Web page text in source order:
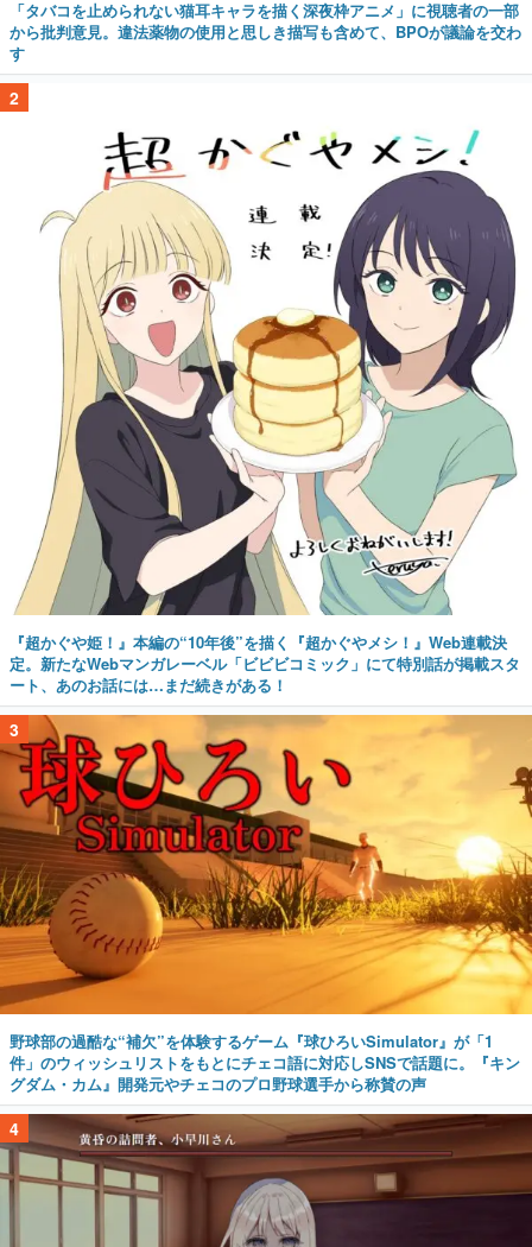
「タバコを止められない猫耳キャラを描く深夜枠アニメ」に視聴者の一部
から批判意見。違法薬物の使用と思しき描写も含めて、BPOが議論を交わ
す
2
『超かぐや姫！』本編の“10年後”を描く『超かぐやメシ！』Web連載決
定。新たなWebマンガレーベル「ビビビコミック」にて特別話が掲載スタ
ート、あのお話には…まだ続きがある！
3
野球部の過酷な“補欠”を体験するゲーム『球ひろいSimulator』が「1
件」のウィッシュリストをもとにチェコ語に対応しSNSで話題に。『キン
グダム・カム』開発元やチェコのプロ野球選手から称賛の声
4